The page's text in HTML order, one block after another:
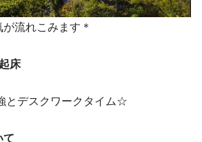
流れこみます＊
床
とデスクワークタイム☆
て